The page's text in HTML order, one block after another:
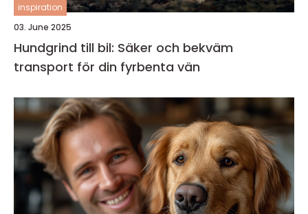
inspiration
03. June 2025
Hundgrind till bil: Säker och bekväm
transport för din fyrbenta vän